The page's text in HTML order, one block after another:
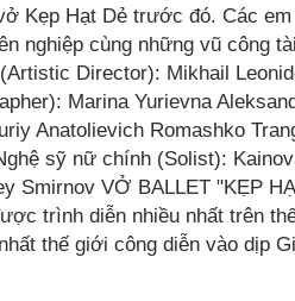
Kẹp Hạt Dẻ trước đó. Các
nghiệp cùng những vũ công
Director): Mikhail
Marina Yurievna
Anatolievich Romashko
sỹ nữ chính (Solist):
Smirnov VỞ BALLET "KẸP
trình diễn nhiều nhất trên
thế giới công diễn vào dịp